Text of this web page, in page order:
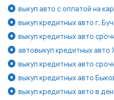
выкуп авто с оплатой на
выкуп кредитных авто г.
выкуп кредитных авто
автовыкуп кредитных авто
выкуп кредитных авто
выкуп кредитных авто
выкуп кредитных авто в